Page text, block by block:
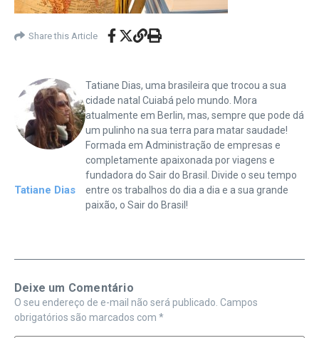
Share this Article
Tatiane Dias
Tatiane Dias, uma brasileira que trocou a sua
cidade natal Cuiabá pelo mundo. Mora
atualmente em Berlin, mas, sempre que pode dá
um pulinho na sua terra para matar saudade!
Formada em Administração de empresas e
completamente apaixonada por viagens e
fundadora do Sair do Brasil. Divide o seu tempo
entre os trabalhos do dia a dia e a sua grande
paixão, o Sair do Brasil!
Deixe um Comentário
O seu endereço de e-mail não será publicado. Campos
obrigatórios são marcados com *